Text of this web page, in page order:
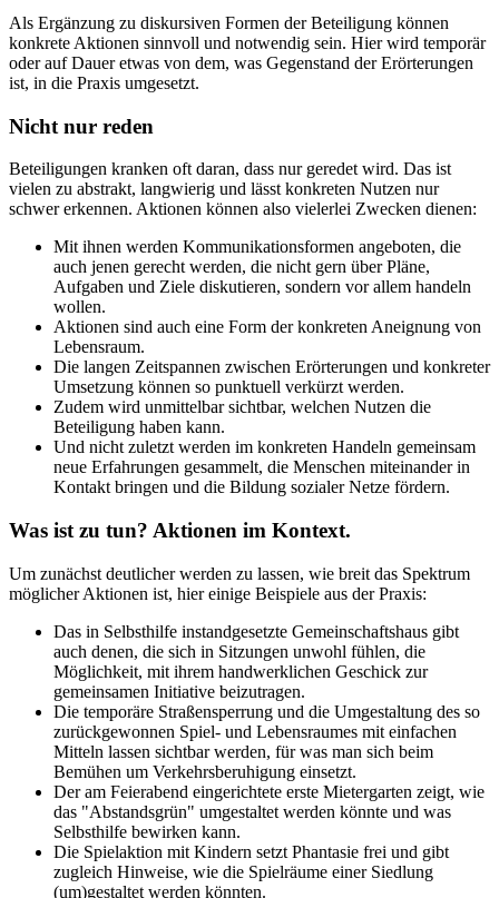
Als Ergänzung zu diskursiven Formen der Beteiligung können
konkrete Aktionen sinnvoll und notwendig sein. Hier wird temporär
oder auf Dauer etwas von dem, was Gegenstand der Erörterungen
ist, in die Praxis umgesetzt.
Nicht nur reden
Beteiligungen kranken oft daran, dass nur geredet wird. Das ist
vielen zu abstrakt, langwierig und lässt konkreten Nutzen nur
schwer erkennen. Aktionen können also vielerlei Zwecken dienen:
Mit ihnen werden Kommunikationsformen angeboten, die
auch jenen gerecht werden, die nicht gern über Pläne,
Aufgaben und Ziele diskutieren, sondern vor allem handeln
wollen.
Aktionen sind auch eine Form der konkreten Aneignung von
Lebensraum.
Die langen Zeitspannen zwischen Erörterungen und konkreter
Umsetzung können so punktuell verkürzt werden.
Zudem wird unmittelbar sichtbar, welchen Nutzen die
Beteiligung haben kann.
Und nicht zuletzt werden im konkreten Handeln gemeinsam
neue Erfahrungen gesammelt, die Menschen miteinander in
Kontakt bringen und die Bildung sozialer Netze fördern.
Was ist zu tun? Aktionen im Kontext.
Um zunächst deutlicher werden zu lassen, wie breit das Spektrum
möglicher Aktionen ist, hier einige Beispiele aus der Praxis:
Das in Selbsthilfe instandgesetzte Gemeinschaftshaus gibt
auch denen, die sich in Sitzungen unwohl fühlen, die
Möglichkeit, mit ihrem handwerklichen Geschick zur
gemeinsamen Initiative beizutragen.
Die temporäre Straßensperrung und die Umgestaltung des so
zurückgewonnen Spiel- und Lebensraumes mit einfachen
Mitteln lassen sichtbar werden, für was man sich beim
Bemühen um Verkehrsberuhigung einsetzt.
Der am Feierabend eingerichtete erste Mietergarten zeigt, wie
das "Abstandsgrün" umgestaltet werden könnte und was
Selbsthilfe bewirken kann.
Die Spielaktion mit Kindern setzt Phantasie frei und gibt
zugleich Hinweise, wie die Spielräume einer Siedlung
(um)gestaltet werden könnten.